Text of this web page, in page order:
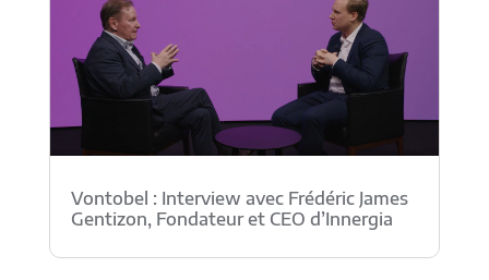
Vontobel : Interview avec Frédéric James
Gentizon, Fondateur et CEO d’Innergia